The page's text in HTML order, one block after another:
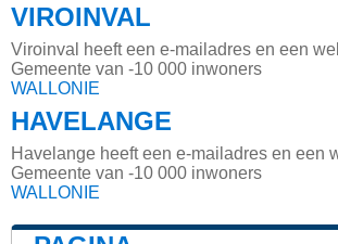
VIROINVAL
Viroinval heeft een e-mailadres en een
Gemeente van -10 000 inwoners
WALLONIE
HAVELANGE
Havelange heeft een e-mailadres en een
Gemeente van -10 000 inwoners
WALLONIE